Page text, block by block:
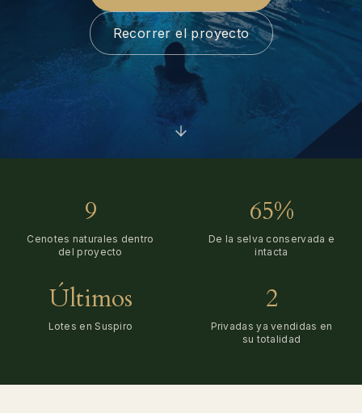
Recorrer el proyecto
9
Cenotes naturales dentro
del proyecto
65%
De la selva conservada e
intacta
Últimos
Lotes en Suspiro
2
Privadas ya vendidas en
su totalidad